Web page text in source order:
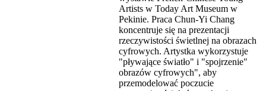
Artists w Today Art Museum w
Pekinie. Praca Chun-Yi Chang
koncentruje się na prezentacji
rzeczywistości świetlnej na obrazach
cyfrowych. Artystka wykorzystuje
"pływające światło" i "spojrzenie"
obrazów cyfrowych", aby
przemodelować poczucie